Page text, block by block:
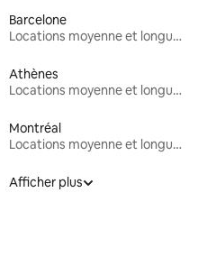
Barcelone
Locations moyenne et longue durée
Athènes
Locations moyenne et longue durée
Montréal
Locations moyenne et longue durée
Afficher plus